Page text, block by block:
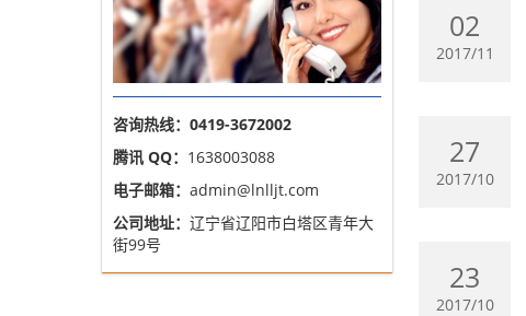
02
2017/11
27
2017/10
23
2017/10
咨询热线：0419-3672002
腾讯 QQ： 1638003088
电子邮箱： admin@lnlljt.com
公司地址： 辽宁省辽阳市白塔区青年大
街99号